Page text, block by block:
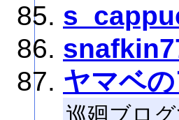
ヤマベ
巡廻ブログ